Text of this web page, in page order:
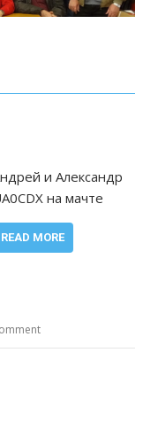
и Александр
на мачте
READ MORE